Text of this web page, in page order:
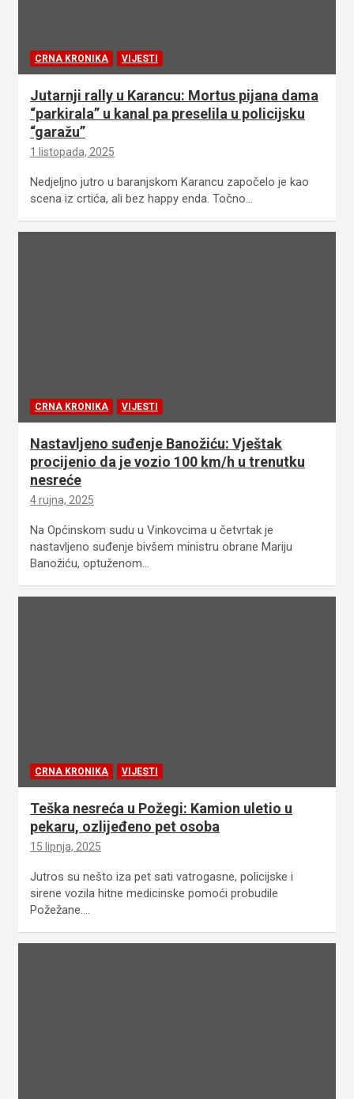
CRNA KRONIKA VIJESTI
Jutarnji rally u Karancu: Mortus pijana dama
“parkirala” u kanal pa preselila u policijsku
“garažu”
1 listopada, 2025
Nedjeljno jutro u baranjskom Karancu započelo je kao
scena iz crtića, ali bez happy enda. Točno…
CRNA KRONIKA VIJESTI
Nastavljeno suđenje Banožiću: Vještak
procijenio da je vozio 100 km/h u trenutku
nesreće
4 rujna, 2025
Na Općinskom sudu u Vinkovcima u četvrtak je
nastavljeno suđenje bivšem ministru obrane Mariju
Banožiću, optuženom…
CRNA KRONIKA VIJESTI
Teška nesreća u Požegi: Kamion uletio u
pekaru, ozlijeđeno pet osoba
15 lipnja, 2025
Jutros su nešto iza pet sati vatrogasne, policijske i
sirene vozila hitne medicinske pomoći probudile
Požežane.…